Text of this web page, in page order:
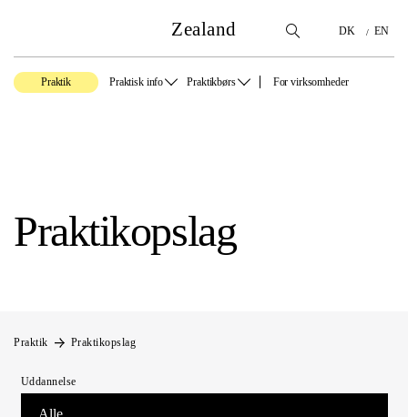
Zealand DK EN
Praktik Praktisk info Praktikbørs For virksomheder
Praktikopslag
Praktik Praktikopslag
Uddannelse